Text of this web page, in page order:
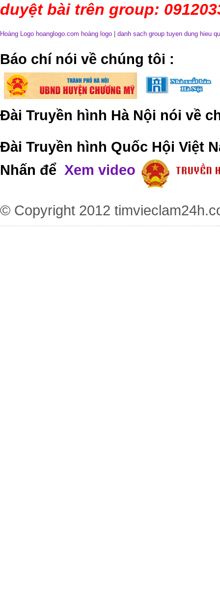
duyệt bài trên group:
Hoàng Logo hoanglogo.com hoàng logo danh sach group tuyen dung hieu
​Báo chí nói về chúng tôi :
Đài Truyền hình Hà Nội nói về
Đài Truyền hình Quốc Hội Việt
Nhấn để Xem video
© Copyright 2012